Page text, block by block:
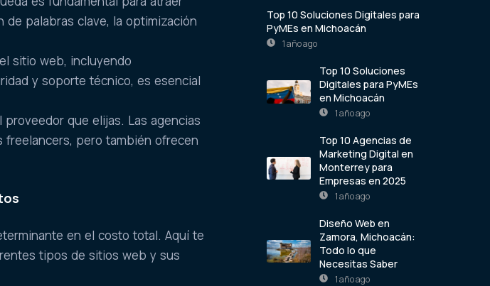
palabras clave, la optimización
sitio web, incluyendo
y soporte técnico, es esencial
que elijas. Las agencias
freelancers, pero también ofrecen
en el costo total. Aquí te
tipos de sitios web y sus
Top 10 Soluciones Digitales para
PyMEs en Michoacán
1 año ago
Top 10 Soluciones
Digitales para PyMEs
en Michoacán
1 año ago
Top 10 Agencias de
Marketing Digital en
Monterrey para
Empresas en 2025
1 año ago
Diseño Web en
Zamora, Michoacán:
Todo lo que
Necesitas Saber
1 año ago